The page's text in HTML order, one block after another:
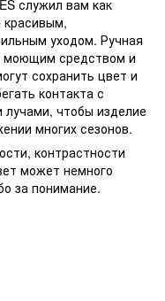
служил вам как
уходом. Ручная
моющим средством и
сохранить цвет и
контакта с
чтобы изделие
многих сезонов.
контрастности
может немного
за понимание.